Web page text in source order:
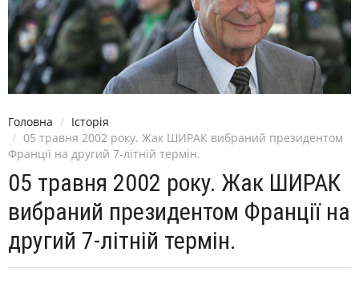
Головна
Історія
05 травня 2002 року. Жак ШИРАК вибраний президентом
Франції на другий 7-літній термін.
05 травня 2002 року. Жак ШИРАК
вибраний президентом Франції на
другий 7-літній термін.